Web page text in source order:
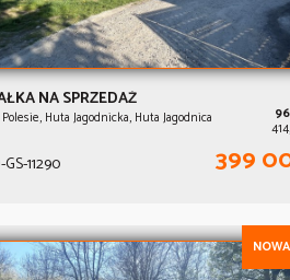
NA SPRZEDAŻ
Huta Jagodnicka, Huta Jagodnica
11290 399